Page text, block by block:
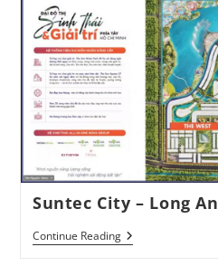
Suntec City – Long An
Continue ReadingSuntec
City